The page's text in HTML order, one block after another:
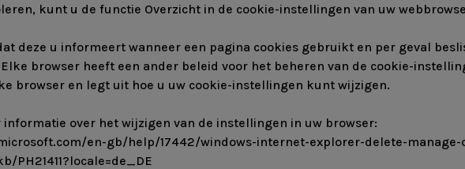
kunt u de functie Overzicht in de cookie-instellingen van uw
deze u informeert wanneer een pagina cookies gebruikt en per geval
browser heeft een ander beleid voor het beheren van de cookie-
browser en legt uit hoe u uw cookie-instellingen kunt wijzigen.
over het wijzigen van de instellingen in uw browser:
en-gb/help/17442/windows-internet-explorer-delete-manage-